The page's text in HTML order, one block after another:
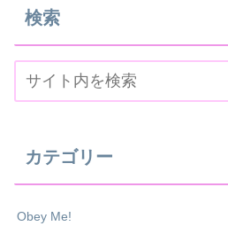
検索
カテゴリー
Obey Me!